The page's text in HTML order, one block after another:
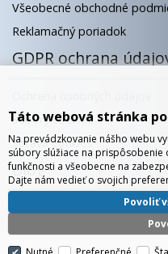
Všeobecné obchodné
Reklamačný poriadok
GDPR ochrana
Súbory cookies
Správa cookies
Blog
Európsky showroom v
Táto webová stránka
Na prevádzkovanie nášho webu
súbory slúžiace na prispôsobenie
funkčnosti a všeobecne na
Dajte nám vedieť o svojich
Povoliť